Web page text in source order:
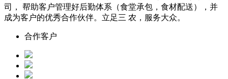
司， 帮助客户管理好后勤体系（食堂承包，食材配送），并
成为客户的优秀合作伙伴。立足三 农，服务大众。
合作客户